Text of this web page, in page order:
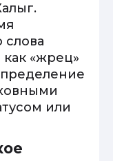
слова
как «жрец»
или